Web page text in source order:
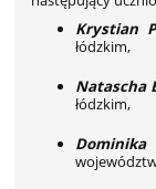
Krystian
łódzkim,
Natascha
łódzkim,
Dominika